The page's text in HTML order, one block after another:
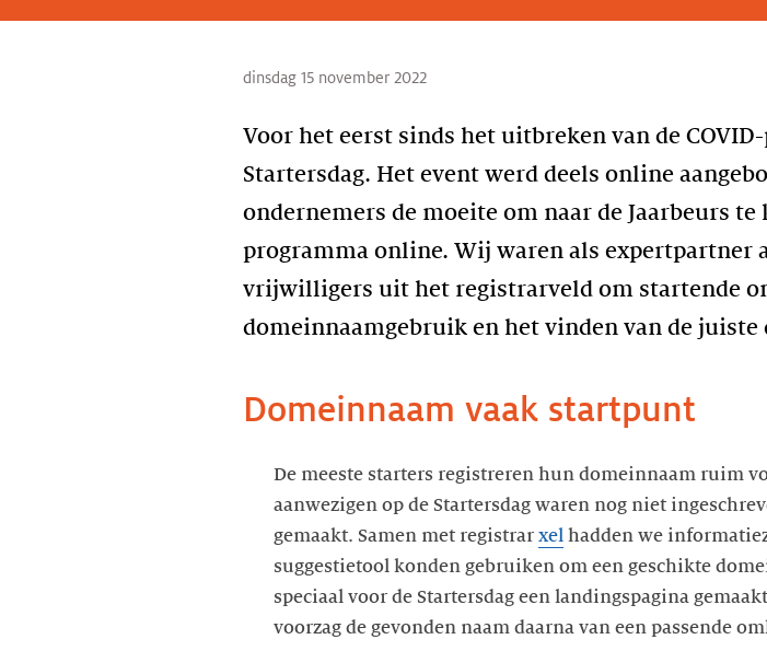
dinsdag 15 november 2022
Voor het eerst sinds het uitbreken van de
Startersdag. Het event werd deels online
ondernemers de moeite om naar de Jaarbeurs
programma online. Wij waren als expertpartner
vrijwilligers uit het registrarveld om startende
domeinnaamgebruik en het vinden van de
Domeinnaam vaak startpunt
De meeste starters registreren hun domeinnaam ruim
aanwezigen op de Startersdag waren nog niet
gemaakt. Samen met registrar xel hadden we
suggestietool konden gebruiken om een geschikte
speciaal voor de Startersdag een landingspagina
voorzag de gevonden naam daarna van een passende